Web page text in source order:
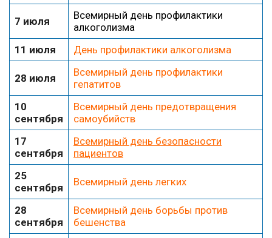
7 июля
Всемирный день профилактики
алкоголизма
11 июля
День профилактики алкоголизма
28 июля
Всемирный день профилактики
гепатитов
10
сентября
Всемирный день предотвращения
самоубийств
17
сентября
Всемирный день безопасности
пациентов
25
сентября
Всемирный день легких
28
сентября
Всемирный день борьбы против
бешенства